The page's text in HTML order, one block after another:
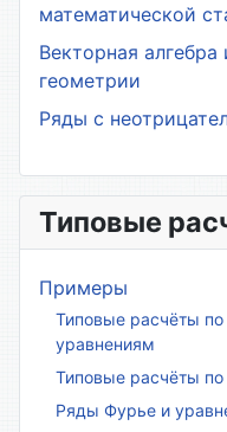
математической
Векторная
геометрии
Ряды с
Типовые
Примеры
Типовые расчёты
уравнениям
Типовые расчёты
Ряды Фурье и